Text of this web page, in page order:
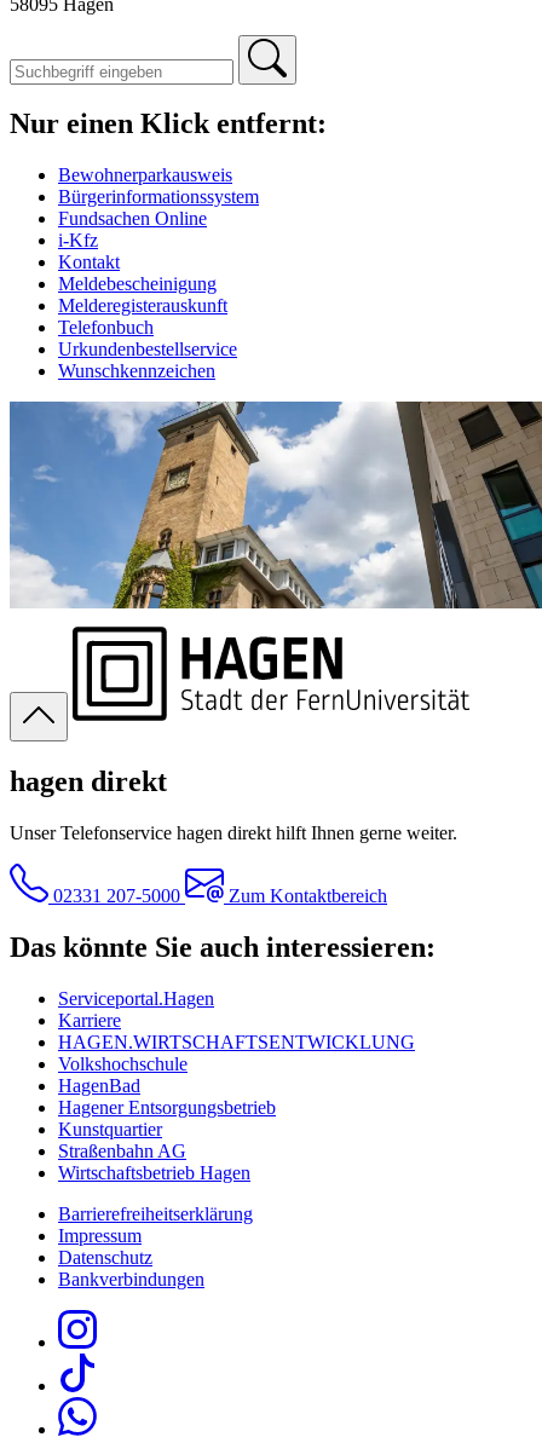
Nur einen Klick entfernt:
Bewohnerparkausweis
Bürgerinformationssystem
Fundsachen Online
i-Kfz
Kontakt
Meldebescheinigung
Melderegisterauskunft
Telefonbuch
Urkundenbestellservice
Wunschkennzeichen
hagen direkt
Unser Telefonservice hagen direkt hilft Ihnen gerne weiter.
02331 207-5000 Zum Kontaktbereich
Das könnte Sie auch interessieren:
Serviceportal.Hagen
Karriere
HAGEN.WIRTSCHAFTSENTWICKLUNG
Volkshochschule
HagenBad
Hagener Entsorgungsbetrieb
Kunstquartier
Straßenbahn AG
Wirtschaftsbetrieb Hagen
Barrierefreiheitserklärung
Impressum
Datenschutz
Bankverbindungen